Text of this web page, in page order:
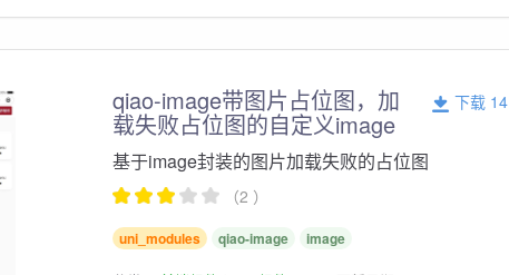
qiao-image带图片占位图，加
载失败占位图的自定义image
下载 14
基于image封装的图片加载失败的占位图
（2 ）
uni_modules qiao-image image